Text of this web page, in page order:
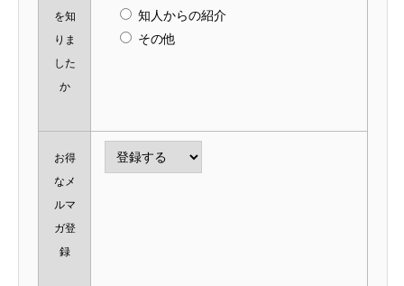
を知
りま
した
か
知人からの紹介
その他
お得
なメ
ルマ
ガ登
録